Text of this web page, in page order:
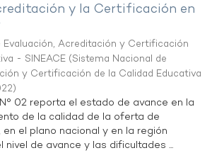
y la Certificación en
Evaluación, Acreditación y Certificación
- SINEACE (Sistema Nacional de
y Certificación de la Calidad Educativa
)
02 reporta el estado de avance en la
de la calidad de la oferta de
el plano nacional y en la región
nivel de avance y las dificultades ...